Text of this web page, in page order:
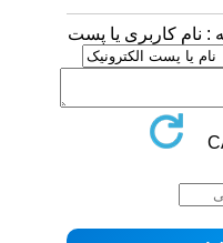
: نام کاربری یا پست